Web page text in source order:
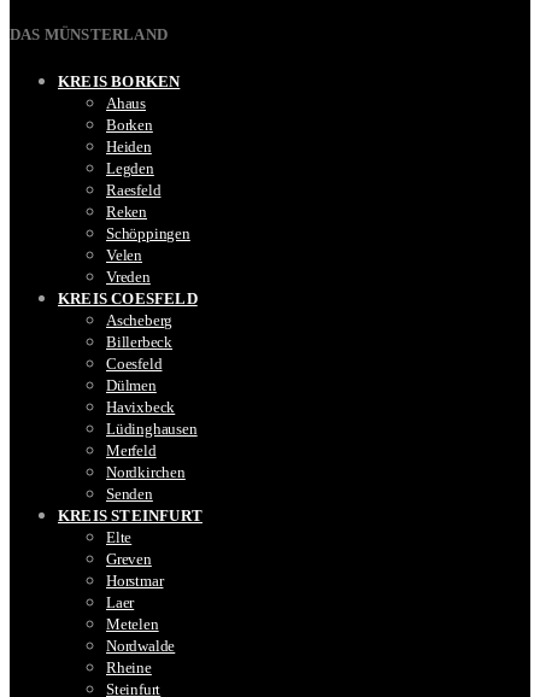
DAS MÜNSTERLAND
KREIS BORKEN
Ahaus
Borken
Heiden
Legden
Raesfeld
Reken
Schöppingen
Velen
Vreden
KREIS COESFELD
Ascheberg
Billerbeck
Coesfeld
Dülmen
Havixbeck
Lüdinghausen
Merfeld
Nordkirchen
Senden
KREIS STEINFURT
Elte
Greven
Horstmar
Laer
Metelen
Nordwalde
Rheine
Steinfurt